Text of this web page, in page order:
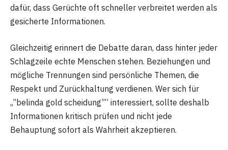
dafür, dass Gerüchte oft schneller verbreitet werden als
gesicherte Informationen.
Gleichzeitig erinnert die Debatte daran, dass hinter jeder
Schlagzeile echte Menschen stehen. Beziehungen und
mögliche Trennungen sind persönliche Themen, die
Respekt und Zurückhaltung verdienen. Wer sich für
„”belinda gold scheidung”“ interessiert, sollte deshalb
Informationen kritisch prüfen und nicht jede
Behauptung sofort als Wahrheit akzeptieren.